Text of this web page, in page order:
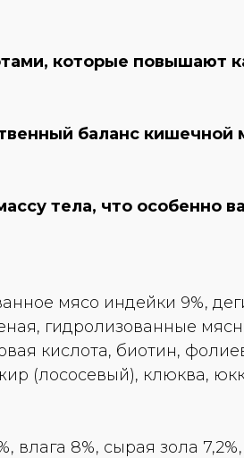
которые повышают
баланс
тела, что особенно
мясо индейки 9%,
гидролизованные
кислота, биотин,
(лососевый), клюква,
влага 8%, сырая зола